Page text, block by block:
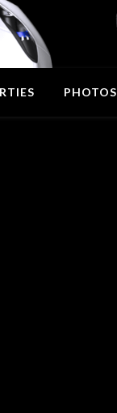
PHOTOS